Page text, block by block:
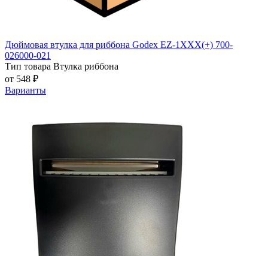
Дюймовая втулка для риббона Godex EZ-1XXX(+) 700-
026000-021
Тип товара Втулка риббона
от 548 ₽
Варианты